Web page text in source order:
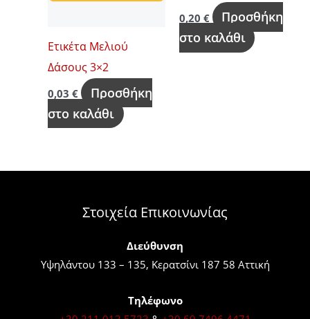
Ετικέτα Μελιού
Δάσους 3×2
0,03€
Προσθήκη
στο καλάθι
0,20 €
Προσθήκη
στο καλάθι
Στοιχεία Επικοινωνίας
Διεύθυνση
Υψηλάντου 133 – 135, Κερατσίνι 187 58 Αττική
Τηλέφωνο